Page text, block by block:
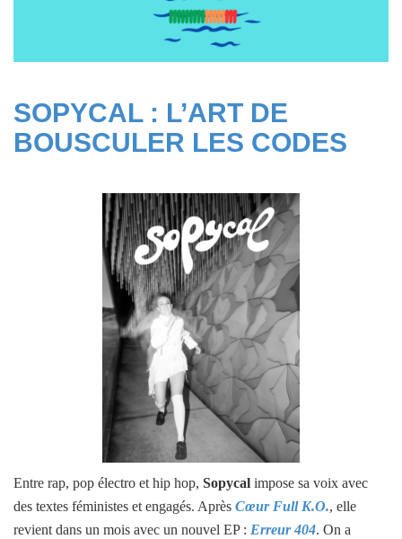
SOPYCAL : L’ART DE
BOUSCULER LES CODES
Entre rap, pop électro et hip hop, Sopycal impose sa voix avec
des textes féministes et engagés. Après Cœur Full K.O., elle
revient dans un mois avec un nouvel EP : Erreur 404. On a